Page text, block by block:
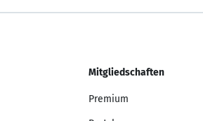
Mitgliedschaften
Premium